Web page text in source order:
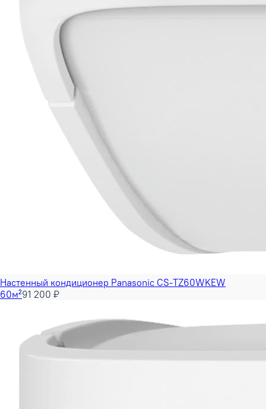
Настенный кондиционер Panasonic CS-TZ60WKEW
60м²91 200 ₽